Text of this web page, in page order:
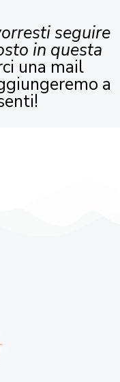
seguire
in questa
una mail
a